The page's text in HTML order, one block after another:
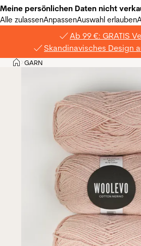
Meine persönlichen Daten nicht
Alle zulassenAnpassenAuswahl erlauben
Ab 99 €: GRATIS
Skandinavisches Design
Privat
>GARN